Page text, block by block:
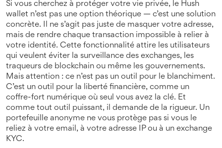
Si vous cherchez à protéger votre vie privée, le Hush
wallet n’est pas une option théorique — c’est une solution
concrète. Il ne s’agit pas juste de masquer votre adresse,
mais de rendre chaque transaction impossible à relier à
votre identité. Cette fonctionnalité attire les utilisateurs
qui veulent éviter la surveillance des exchanges, les
traqueurs de blockchain ou même les gouvernements.
Mais attention : ce n’est pas un outil pour le blanchiment.
C’est un outil pour la liberté financière, comme un
coffre-fort numérique où seul vous avez la clé. Et
comme tout outil puissant, il demande de la rigueur. Un
portefeuille anonyme ne vous protège pas si vous le
reliez à votre email, à votre adresse IP ou à un exchange
KYC.